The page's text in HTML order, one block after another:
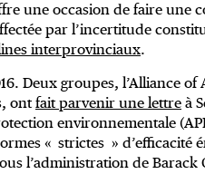
une occasion de faire une
par l’incertitude
interprovinciaux.
Deux groupes, l’Alliance of
ontfait parvenir une lettre à
environnementale
« strictes » d’efficacité
l’administration de Barack